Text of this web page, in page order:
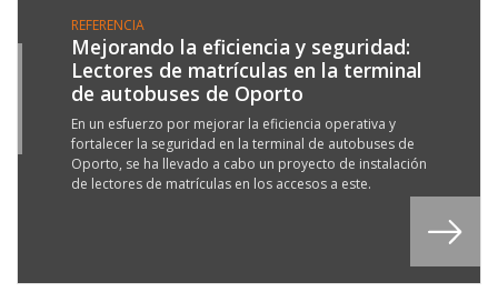
REFERENCIA
Mejorando la eficiencia y seguridad:
Lectores de matrículas en la terminal
de autobuses de Oporto
En un esfuerzo por mejorar la eficiencia operativa y
fortalecer la seguridad en la terminal de autobuses de
Oporto, se ha llevado a cabo un proyecto de instalación
de lectores de matrículas en los accesos a este.